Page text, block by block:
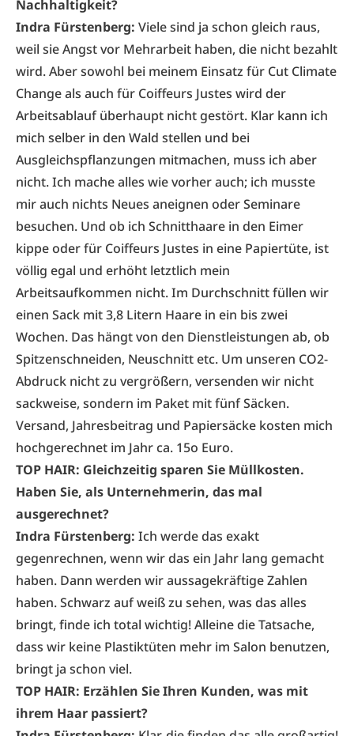
Nachhaltigkeit?
Indra Fürstenberg: Viele sind ja schon gleich raus,
weil sie Angst vor Mehrarbeit haben, die nicht bezahlt
wird. Aber sowohl bei meinem Einsatz für Cut Climate
Change als auch für Coiffeurs Justes wird der
Arbeitsablauf überhaupt nicht gestört. Klar kann ich
mich selber in den Wald stellen und bei
Ausgleichspflanzungen mitmachen, muss ich aber
nicht. Ich mache alles wie vorher auch; ich musste
mir auch nichts Neues aneignen oder Seminare
besuchen. Und ob ich Schnitthaare in den Eimer
kippe oder für Coiffeurs Justes in eine Papiertüte, ist
völlig egal und erhöht letztlich mein
Arbeitsaufkommen nicht. Im Durchschnitt füllen wir
einen Sack mit 3,8 Litern Haare in ein bis zwei
Wochen. Das hängt von den Dienstleistungen ab, ob
Spitzenschneiden, Neuschnitt etc. Um unseren CO2-
Abdruck nicht zu vergrößern, versenden wir nicht
sackweise, sondern im Paket mit fünf Säcken.
Versand, Jahresbeitrag und Papiersäcke kosten mich
hochgerechnet im Jahr ca. 15o Euro.
TOP HAIR: Gleichzeitig sparen Sie Müllkosten.
Haben Sie, als Unternehmerin, das mal
ausgerechnet?
Indra Fürstenberg: Ich werde das exakt
gegenrechnen, wenn wir das ein Jahr lang gemacht
haben. Dann werden wir aussagekräftige Zahlen
haben. Schwarz auf weiß zu sehen, was das alles
bringt, finde ich total wichtig! Alleine die Tatsache,
dass wir keine Plastiktüten mehr im Salon benutzen,
bringt ja schon viel.
TOP HAIR: Erzählen Sie Ihren Kunden, was mit
ihrem Haar passiert?